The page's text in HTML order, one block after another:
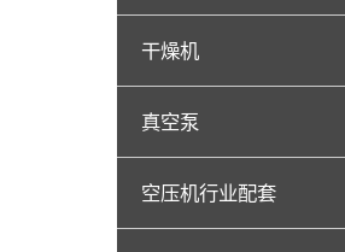
干燥机
真空泵
空压机行业配套